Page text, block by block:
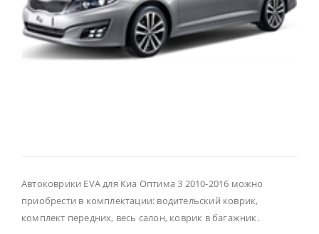
Автоковрики EVA для Киа Оптима 3 2010-2016 можно
приобрести в комплектации: водительский коврик,
комплект передних, весь салон, коврик в багажник.